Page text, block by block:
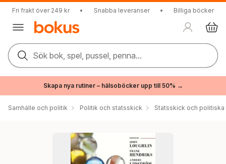
Fri frakt över 249 kr • Snabba leveranser • Billiga böcker
Sök bok, spel, pussel, penna...
Skapa nya rutiner – hälsoböcker upp till 50% →
Samhälle och politik Politik och statsskick Statsskick och